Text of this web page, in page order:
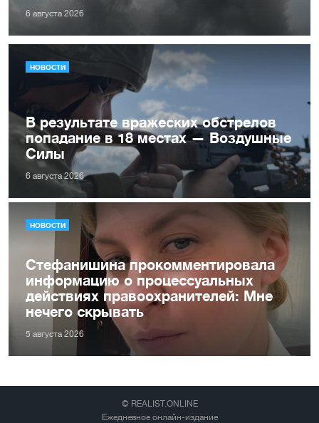
6 августа 2026
НОВОСТИ
В результате вражеских обстрелов
попадание в 18 местах — Воздушные
Силы
6 августа 2026
НОВОСТИ
Стефанишина прокомментировала
информацию о процессуальных
действиях правоохранителей: Мне
нечего скрывать
5 августа 2026
© REALIST.ONLINE
Ежедневное онлайн-издание